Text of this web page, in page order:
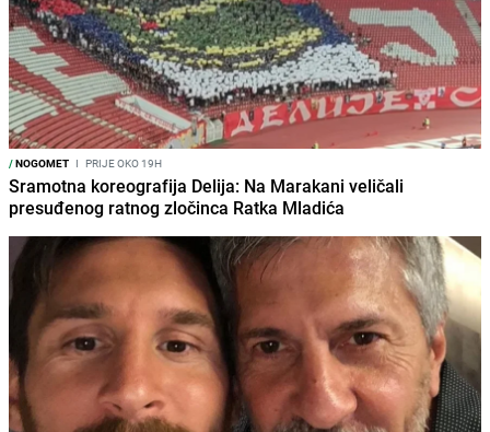
/NOGOMET I PRIJE OKO 19H
Sramotna koreografija Delija: Na Marakani veličali
presuđenog ratnog zločinca Ratka Mladića